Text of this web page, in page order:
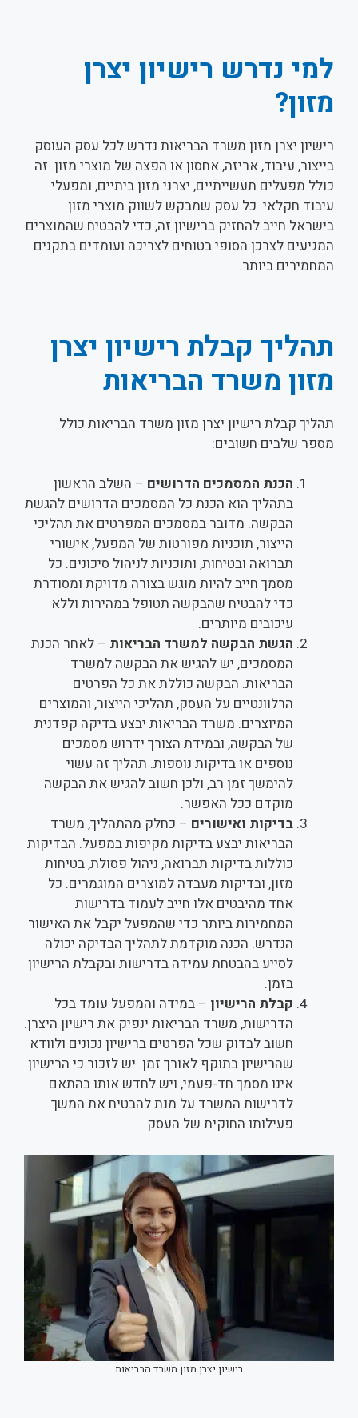
למי נדרש רישיון יצרן
מזון?
רישיון יצרן מזון משרד הבריאות נדרש לכל עסק העוסק
בייצור, עיבוד, אריזה, אחסון או הפצה של מוצרי מזון. זה
כולל מפעלים תעשייתיים, יצרני מזון ביתיים, ומפעלי
עיבוד חקלאי. כל עסק שמבקש לשווק מוצרי מזון
בישראל חייב להחזיק ברישיון זה, כדי להבטיח שהמוצרים
המגיעים לצרכן הסופי בטוחים לצריכה ועומדים בתקנים
המחמירים ביותר.
תהליך קבלת רישיון יצרן
מזון משרד הבריאות
תהליך קבלת רישיון יצרן מזון משרד הבריאות כולל
מספר שלבים חשובים:
הכנת המסמכים הדרושים – השלב הראשון
בתהליך הוא הכנת כל המסמכים הדרושים להגשת
הבקשה. מדובר במסמכים המפרטים את תהליכי
הייצור, תוכניות מפורטות של המפעל, אישורי
תברואה ובטיחות, ותוכניות לניהול סיכונים. כל
מסמך חייב להיות מוגש בצורה מדויקת ומסודרת
כדי להבטיח שהבקשה תטופל במהירות וללא
עיכובים מיותרים.
הגשת הבקשה למשרד הבריאות – לאחר הכנת
המסמכים, יש להגיש את הבקשה למשרד
הבריאות. הבקשה כוללת את כל הפרטים
הרלוונטיים על העסק, תהליכי הייצור, והמוצרים
המיוצרים. משרד הבריאות יבצע בדיקה קפדנית
של הבקשה, ובמידת הצורך ידרוש מסמכים
נוספים או בדיקות נוספות. תהליך זה עשוי
להימשך זמן רב, ולכן חשוב להגיש את הבקשה
מוקדם ככל האפשר.
בדיקות ואישורים – כחלק מהתהליך, משרד
הבריאות יבצע בדיקות מקיפות במפעל. הבדיקות
כוללות בדיקות תברואה, ניהול פסולת, בטיחות
מזון, ובדיקות מעבדה למוצרים המוגמרים. כל
אחד מהיבטים אלו חייב לעמוד בדרישות
המחמירות ביותר כדי שהמפעל יקבל את האישור
הנדרש. הכנה מוקדמת לתהליך הבדיקה יכולה
לסייע בהבטחת עמידה בדרישות ובקבלת הרישיון
בזמן.
קבלת הרישיון – במידה והמפעל עומד בכל
הדרישות, משרד הבריאות ינפיק את רישיון היצרן.
חשוב לבדוק שכל הפרטים ברישיון נכונים ולוודא
שהרישיון בתוקף לאורך זמן. יש לזכור כי הרישיון
אינו מסמך חד-פעמי, ויש לחדש אותו בהתאם
לדרישות המשרד על מנת להבטיח את המשך
פעילותו החוקית של העסק.
רישיון יצרן מזון משרד הבריאות